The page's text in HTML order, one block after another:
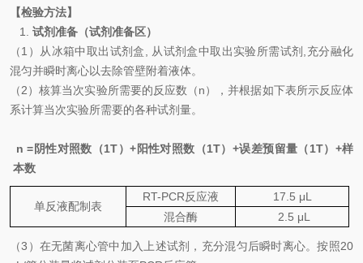
【检验方法】
1. 试剂准备（试剂准备区）
（1 ）从冰箱中取出试剂盒 从试剂盒中取出实验所需试剂 充分融化
混匀并瞬时离心以去除管壁附着液体。
（2）核算当次实验所需要的反应数（n），并根据如下表所示反应体
系计算当次实验所需要的各种试剂量。
n =阴性对照数（1T）+阳性对照数（1T） +误差预留量（1T） +样
本数
单反液配制表
RT-PCR反应液 17.5 μL
混合酶 2.5 μL
（3 ）在无菌离心管中加入上述试剂，充分混匀后瞬时离心。按照20